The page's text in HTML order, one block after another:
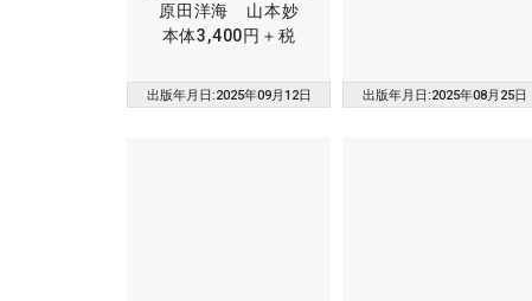
原田洋海 山本妙
本体3,400円＋税
出版年月日:2025年09月12日 出版年月日:2025年08月25日